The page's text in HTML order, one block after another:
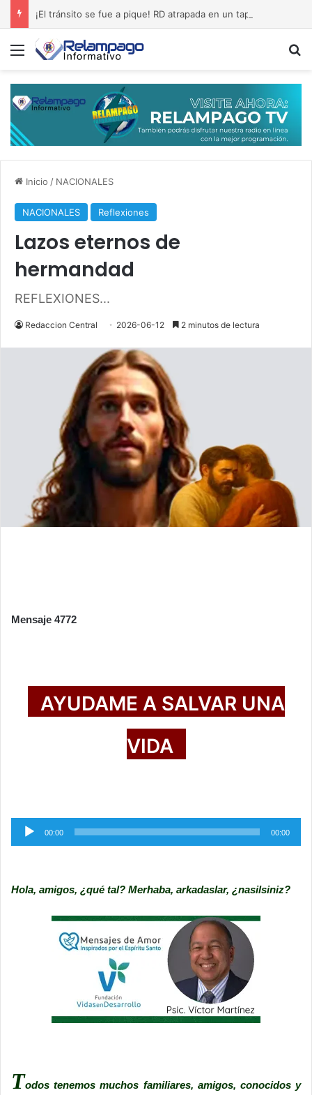
Menú
Inicio / NACIONALES
NACIONALES Reflexiones
Lazos eternos de
hermandad
REFLEXIONES...
Redaccion Central 2026-06-12 2 minutos de lectura
Mensaje 4772
AYUDAME A SALVAR UNA
VIDA
Reproductor
de
00:00 00:00
Hola, amigos, ¿qué tal? Merhaba, arkadaslar, ¿nasilsiniz?
Todos tenemos muchos familiares, amigos, conocidos y